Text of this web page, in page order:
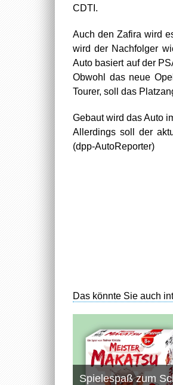
CDTI.
Auch den Zafira wird
wird der Nachfolger
Auto basiert auf der
Obwohl das neue
Tourer, soll das
Gebaut wird das Auto
Allerdings soll der
(dpp-AutoReporter)
Das könnte Sie auch
Spielespaß zum